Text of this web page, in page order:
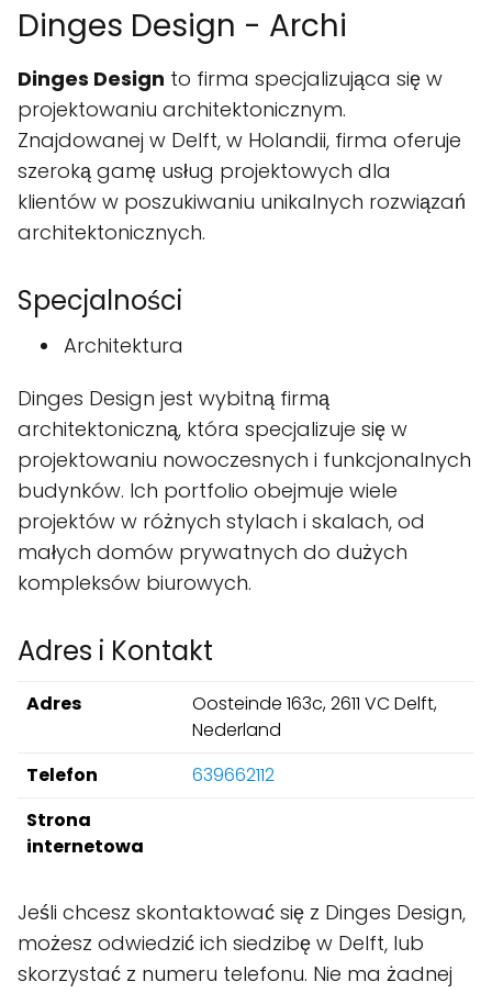
Dinges Design - Archi
Dinges Design to firma specjalizująca się w
projektowaniu architektonicznym.
Znajdowanej w Delft, w Holandii, firma oferuje
szeroką gamę usług projektowych dla
klientów w poszukiwaniu unikalnych rozwiązań
architektonicznych.
Specjalności
Architektura
Dinges Design jest wybitną firmą
architektoniczną, która specjalizuje się w
projektowaniu nowoczesnych i funkcjonalnych
budynków. Ich portfolio obejmuje wiele
projektów w różnych stylach i skalach, od
małych domów prywatnych do dużych
kompleksów biurowych.
Adres i Kontakt
Adres
Oosteinde 163c, 2611 VC Delft,
Nederland
Telefon
639662112
Strona
internetowa
Jeśli chcesz skontaktować się z Dinges Design,
możesz odwiedzić ich siedzibę w Delft, lub
skorzystać z numeru telefonu. Nie ma żadnej